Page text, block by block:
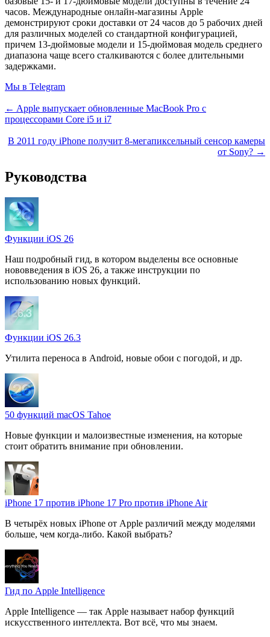
часов. Международные онлайн-магазины Apple
демонстрируют сроки доставки от 24 часов до 5 рабочих дней
для различных моделей со стандартной конфигурацией,
причем 13-дюймовые модели и 15-дюймовая модель среднего
диапазона чаще всего сталкиваются с более длительными
задержками.
Мы в Telegram
← Apple выпускает обновленные MacBook Pro с
процессорами Core i5 и i7
В 2011 году iPhone получит 8-мегапиксельный сенсор камеры
от Sony? →
Руководства
Функции iOS 26
Наш подробный гид, в котором выделены все основные
нововведения в iOS 26, а также инструкции по
использованию новых функций.
Функции iOS 26.3
Утилита переноса в Android, новые обои с погодой, и др.
50 функций macOS Tahoe
Новые функции и малоизвестные изменения, на которые
стоит обратить внимание при обновлении.
iPhone 17 против iPhone 17 Pro против iPhone Air
В четырёх новых iPhone от Apple различий между моделями
больше, чем когда-либо. Какой выбрать?
Гид по Apple Intelligence
Apple Intelligence — так Apple называет набор функций
искусственного интеллекта. Вот всё, что мы знаем.